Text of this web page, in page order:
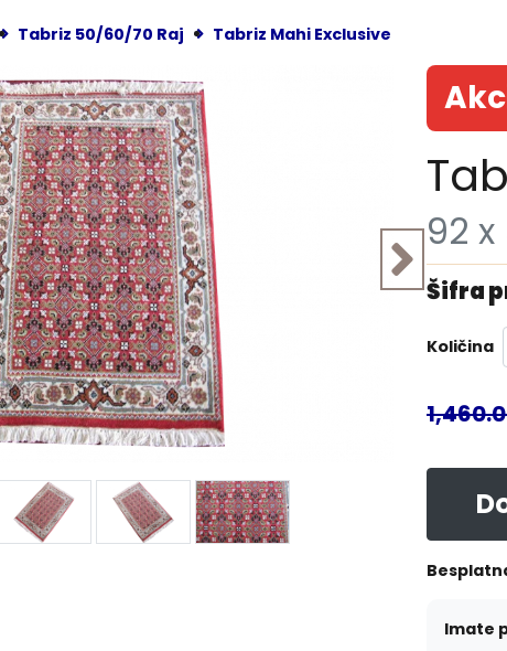
Tabriz 50/60/70 Raj Tabriz Mahi Exclusive
92
Šifra
Količina
Imate